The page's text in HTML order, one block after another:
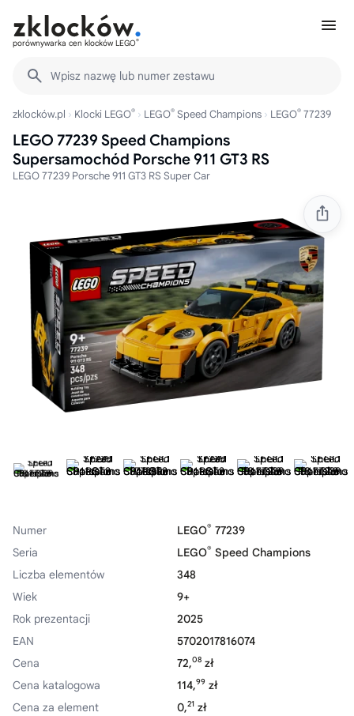
porównywarka cen klocków LEGO®
Wpisz nazwę lub numer zestawu
zklocków.pl Klocki LEGO® LEGO® Speed Champions LEGO® 77239
LEGO 77239 Speed Champions
Supersamochód Porsche 911 GT3 RS
LEGO 77239 Porsche 911 GT3 RS Super Car
Numer LEGO® 77239
Seria
LEGO® Speed Champions
Liczba elementów
348
Wiek
9+
Rok prezentacji
2025
EAN
5702017816074
Cena
72,08 zł
Cena katalogowa
114,99 zł
Cena za element
0,21 zł